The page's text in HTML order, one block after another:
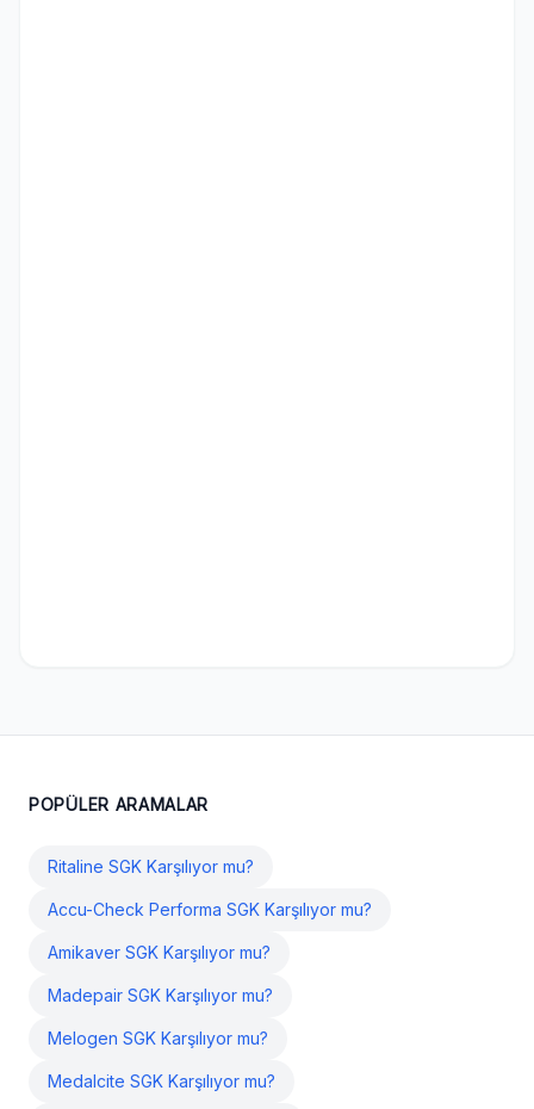
POPÜLER ARAMALAR
Ritaline SGK Karşılıyor mu?
Accu-Check Performa SGK Karşılıyor mu?
Amikaver SGK Karşılıyor mu?
Madepair SGK Karşılıyor mu?
Melogen SGK Karşılıyor mu?
Medalcite SGK Karşılıyor mu?